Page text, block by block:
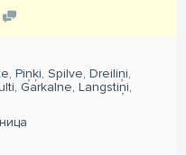
Piņķi, Spilve, Dreiliņi,
Garkalne, Langstiņi,